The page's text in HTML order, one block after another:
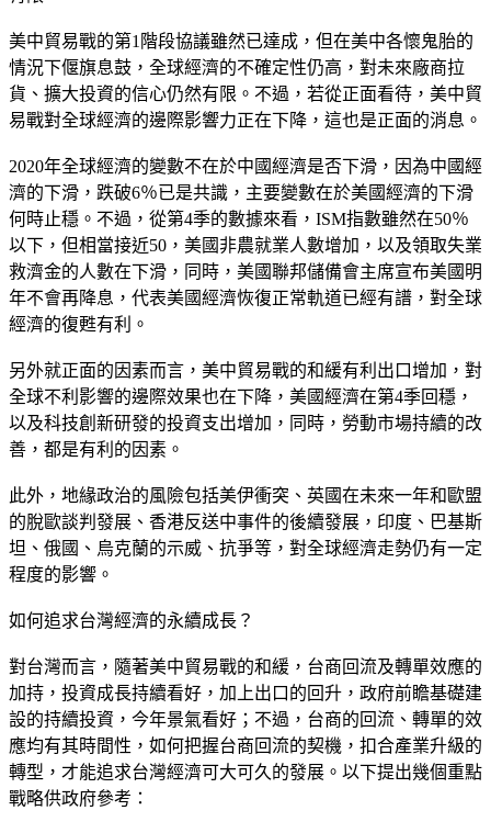
美中貿易戰的第1階段協議雖然已達成，但在美中各懷鬼胎的
情況下偃旗息鼓，全球經濟的不確定性仍高，對未來廠商拉
貨、擴大投資的信心仍然有限。不過，若從正面看待，美中貿
易戰對全球經濟的邊際影響力正在下降，這也是正面的消息。
2020年全球經濟的變數不在於中國經濟是否下滑，因為中國經
濟的下滑，跌破6％已是共識，主要變數在於美國經濟的下滑
何時止穩。不過，從第4季的數據來看，ISM指數雖然在50％
以下，但相當接近50，美國非農就業人數增加，以及領取失業
救濟金的人數在下滑，同時，美國聯邦儲備會主席宣布美國明
年不會再降息，代表美國經濟恢復正常軌道已經有譜，對全球
經濟的復甦有利。
另外就正面的因素而言，美中貿易戰的和緩有利出口增加，對
全球不利影響的邊際效果也在下降，美國經濟在第4季回穩，
以及科技創新研發的投資支出增加，同時，勞動市場持續的改
善，都是有利的因素。
此外，地緣政治的風險包括美伊衝突、英國在未來一年和歐盟
的脫歐談判發展、香港反送中事件的後續發展，印度、巴基斯
坦、俄國、烏克蘭的示威、抗爭等，對全球經濟走勢仍有一定
程度的影響。
如何追求台灣經濟的永續成長？
對台灣而言，隨著美中貿易戰的和緩，台商回流及轉單效應的
加持，投資成長持續看好，加上出口的回升，政府前瞻基礎建
設的持續投資，今年景氣看好；不過，台商的回流、轉單的效
應均有其時間性，如何把握台商回流的契機，扣合產業升級的
轉型，才能追求台灣經濟可大可久的發展。以下提出幾個重點
戰略供政府參考：